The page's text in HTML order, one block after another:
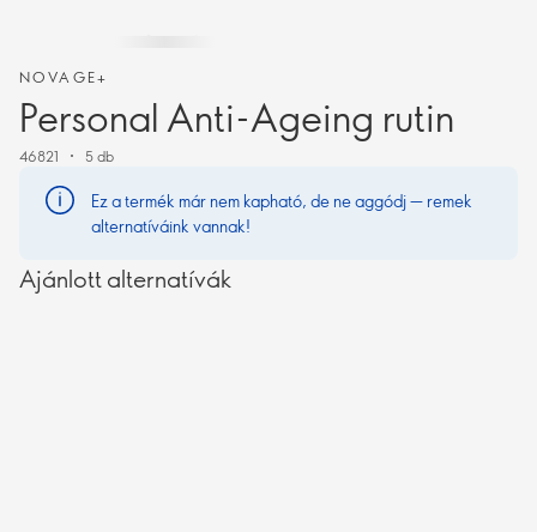
NOVAGE+
Personal Anti-Ageing rutin
46821 5 db
Ez a termék már nem kapható, de ne aggódj — remek
alternatíváink vannak!
Ajánlott alternatívák